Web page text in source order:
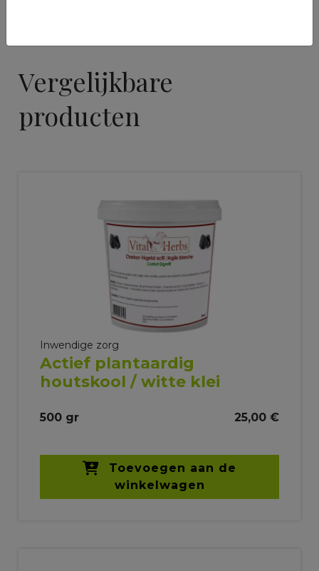
Vergelijkbare
producten
Inwendige zorg
Actief plantaardig
houtskool / witte klei
500 gr 25,00 €
Toevoegen aan de
winkelwagen